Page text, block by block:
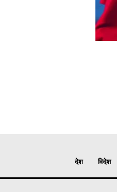
देश विदेश